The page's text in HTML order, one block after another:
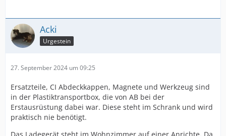
Acki
Urgestein
27. September 2024 um 09:25
Ersatzteile, CI Abdeckkappen, Magnete und Werkzeug sind
in der Plastiktransportbox, die von AB bei der
Erstausrüstung dabei war. Diese steht im Schrank und wird
praktisch nie benötigt.